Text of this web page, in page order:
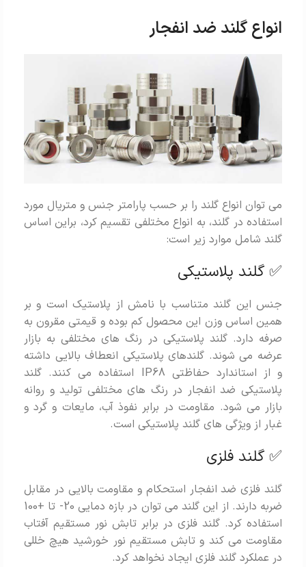
انواع گلند ضد انفجار
می توان انواع گلند را بر حسب پارامتر جنس و متریال مورد
استفاده در گلند، به انواع مختلفی تقسیم کرد، براین اساس
گلند شامل موارد زیر است:
✅ گلند پلاستیکی
جنس این گلند متناسب با نامش از پلاستیک است و بر
همین اساس وزن این محصول کم بوده و قیمتی مقرون به
صرفه دارد. گلند پلاستیکی در رنگ های مختلفی به بازار
عرضه می شوند. گلندهای پلاستیکی انعطاف بالایی داشته
و از استاندارد حفاظتی IP68 استفاده می کنند. گلند
پلاستیکی ضد انفجار در رنگ های مختلفی تولید و روانه
بازار می شود. مقاومت در برابر نفوذ آب، مایعات و گرد و
غبار از ویژگی های گلند پلاستیکی است.
✅ گلند فلزی
گلند فلزی ضد انفجار استحکام و مقاومت بالایی در مقابل
ضربه دارند. از این گلند می توان در بازه دمایی 20- تا +100
استفاده کرد. گلند فلزی در برابر تابش نور مستقیم آفتاب
مقاومت می کند و تابش مستقیم نور خورشید هیچ خللی
در عملکرد گلند فلزی ایجاد نخواهد کرد.